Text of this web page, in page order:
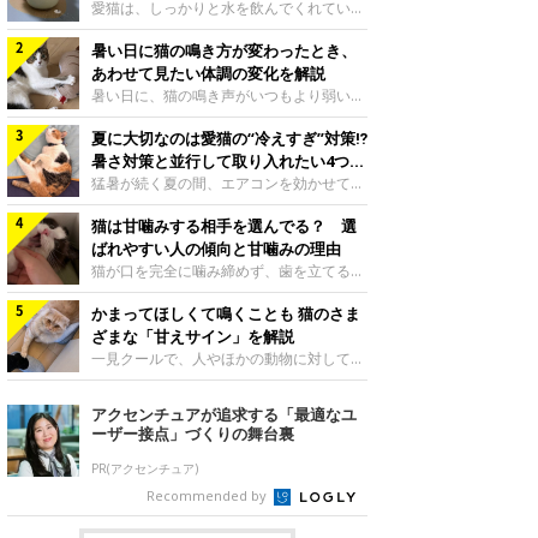
入れ方を解説
愛猫は、しっかりと水を飲んでくれていま
すか？ 夏場はエアコンで室内が涼しいこ
ともあり、猫があまり水を飲まないこと
も。積極的に水分を摂らせるためには、給
水方法を見直したり、フードから水分を摂
らせたりする方法があります。今回は獣医
師の重本仁先生に、猫に水分を摂らせるた
めにできるためできる工夫を教えていただ
きました。ボウルの高さを愛猫の好みにね
このきもち投稿写真ギャラリー水飲みボウ
ルの高さは、猫が飲むときに頭が胃より下
にならないように設定すると飲みやすいで
しょう。首を深く折り曲げずに済むため、
関節や食道への負
暑い日に猫の鳴き方が変わったとき、
あわせて見たい体調の変化を解説
暑い日に、猫の鳴き声がいつもより弱い、
かすれる、しつこく鳴くなど、ふだんと違
って聞こえることがあります。 そんなと
き、あわせてどのような様子を確認したら
よいのでしょうか。暑い日に猫の鳴き方が
変わるときの見方や注意したい体調の変化
などについて、ねこのきもち獣医師相談室
の山口みき先生に伺いました。 鳴き方の
変化だけで判断せず、全身の様子も確認し
てねこのきもち投稿写真ギャラリー猫の鳴
き方が変わったとき、暑さと関係している
ように見えることがあります。 ただ、鳴
き声だけで原因を決めるのは難しく、体調
や環境の変化を
夏に大切なのは愛猫の“冷えすぎ”対策⁉
暑さ対策と並行して取り入れたい4つの
工夫
猛暑が続く夏の間、エアコンを効かせて室
内を冷やしますよね。しかし、人にとって
は快適な温度でも、猫にとっては温度が低
すぎることも。暑さ対策と並行して、冷え
すぎ対策もしっかりと行うことが大切で
す。今回は獣医師の重本仁先生に、猫の冷
えすぎを防ぐ4つの対策を教えていただき
ました。（1） 冷房の効いていない部屋に
行き来できるようにするねこのきもち投稿
写真ギャラリー猫が寒いと感じたときに、
ましょう。冷房の効いていない部屋や廊下
へも自由に行き来できるように、ドアは猫
が通れる程度に
猫は甘噛みする相手を選んでる？ 選
ばれやすい人の傾向と甘噛みの理由
猫が口を完全に噛み締めず、歯を立てる程
度に噛む“甘噛み”。遊びやスキンシップの
ときに繰り出すことがありますが、同じ家
族でも噛まれる頻度に違いがあると感じる
ことも。ねこのきもちWEB MAGAZINEで
は、飼い主さんたちにアンケートを実施
し、愛猫が甘噛みする相手を選んでいると
感じる状況を教えてもらいました。また、
ねこのきもち獣医師相談室の原駿太朗先生
には、実際に猫は甘噛みする相手を選んで
いるのか、その真相をお聞きします。約6
割の飼い主さんが「甘噛みする相手を選ん
でいる」と感じていた※2026年5月実施
かまってほしくて鳴くことも 猫のさま
ざまな「甘えサイン」を解説
一見クールで、人やほかの動物に対してあ
まり求めないように見える猫。しかし、実
は甘えん坊な性格の猫も少なくありませ
ん。今回は猫たちが出している“甘えサイ
ン”について、帝京科学大学生命環境学部
アニマルサイエンス学科准教授の加隈良枝
先生に教えていただきました。鳴くのは、
かまってほしいサインねこのきもち投稿写
真ギャラリーもともと、子猫が親猫に対し
アクセンチュアが追求する「最適なユ
ーザー接点」づくりの舞台裏
PR(アクセンチュア)
Recommended by